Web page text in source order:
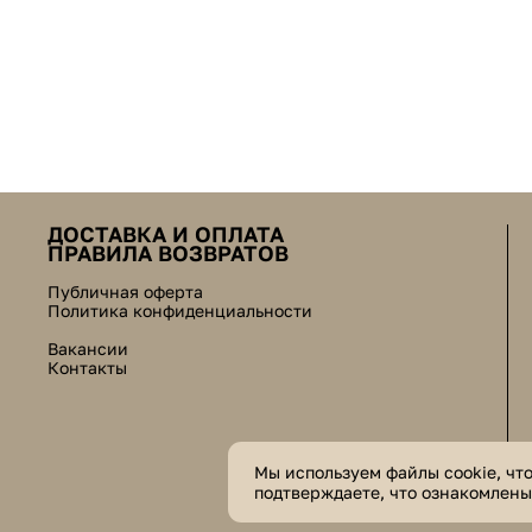
ДОСТАВКА И ОПЛАТА
ПРАВИЛА ВОЗВРАТОВ
Публичная оферта
Политика конфиденциальности
Вакансии
Контакты
Мы используем файлы cookie,
подтверждаете, что